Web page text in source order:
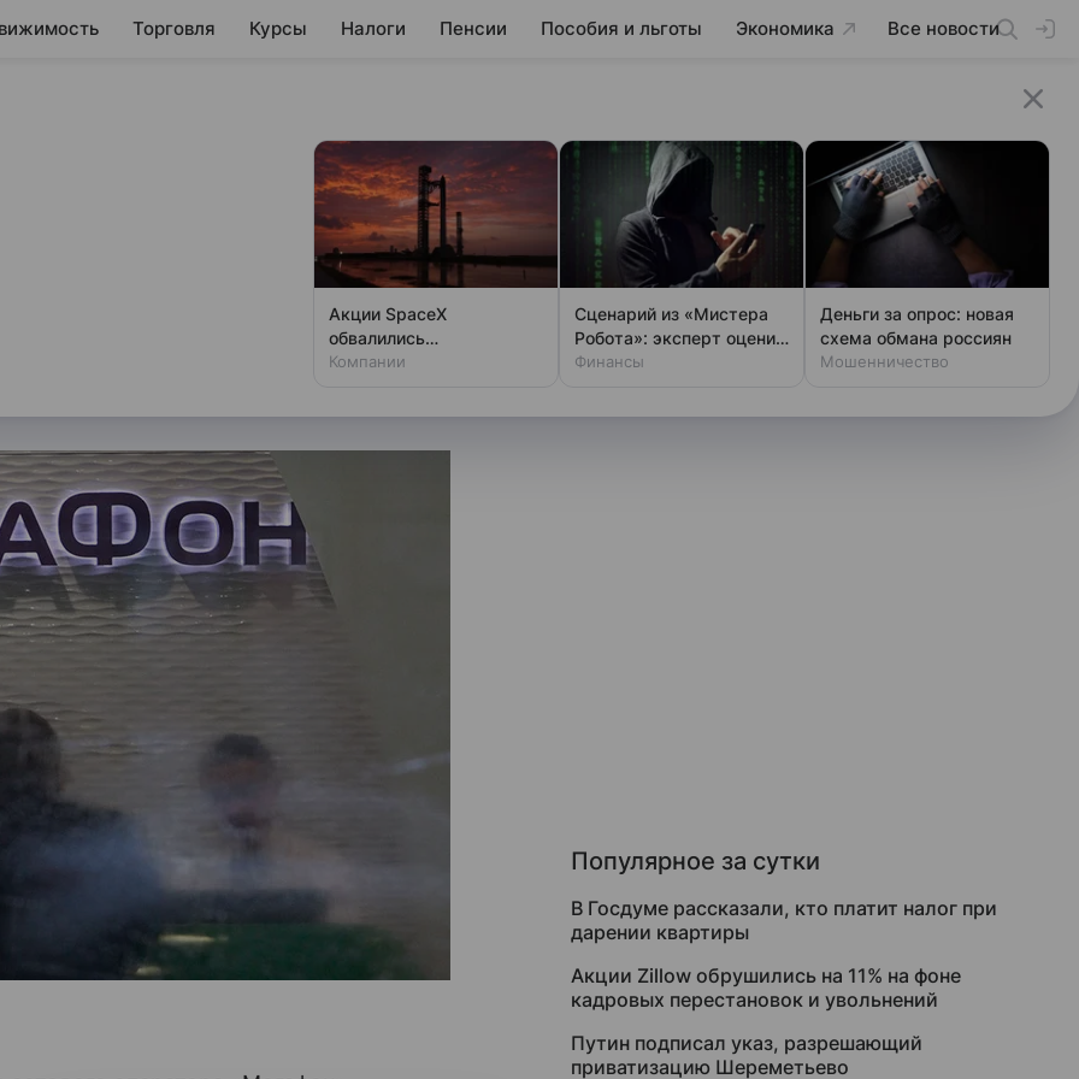
Торговля Курсы Налоги Пенсии Пособия и льготы Экономика Все новости
за 2024 год
направить более 15,7 млрд
Популярное за сутки
В Госдуме рассказали, кто платит налог при
дарении квартиры
Акции Zillow обрушились на 11% на фоне
кадровых перестановок и увольнений
Путин подписал указ, разрешающий
приватизацию Шереметьево
Акции SpaceX
обвалились
одновременно с аварией
Компании
Сценарий из «Мистера
Робота»: эксперт оценил
шансы хакеров
Финансы
Деньги за опрос: новая
схема обмана россиян
Мошенничество